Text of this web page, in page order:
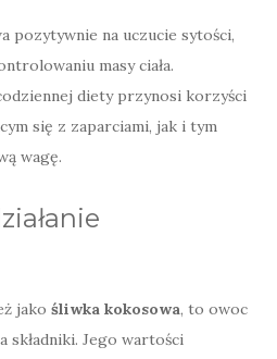
pozytywnie na uczucie sytości,
masy ciała.
diety przynosi korzyści
się z zaparciami, jak i tym
wagę.
jako śliwka kokosowa, to owoc
składniki. Jego wartości